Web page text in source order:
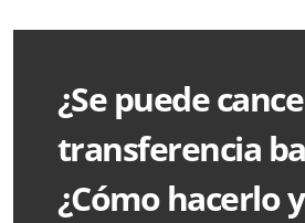
¿Se puede
transferencia
¿Cómo hacerlo